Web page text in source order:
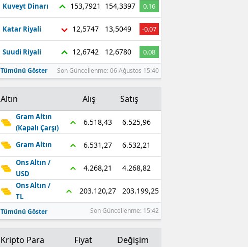
Kuveyt Dinarı 153,7921 154,3397 0.16
Katar Riyali 12,5747 13,5049 -0.07
Suudi Riyali 12,6742 12,6780 0.08
Tümünü Göster Son Güncellenme: 06 Ağustos 15:40
Altın Alış Satış
Gram Altın
(Kapalı Çarşı)
6.518,43 6.525,96
Gram Altın 6.531,27 6.532,21
Ons Altın /
USD
4.268,21 4.268,82
Ons Altın /
TL
203.120,27 203.199,25
Tümünü Göster Son Güncellenme: 15:42
Kripto Para Fiyat Değişim